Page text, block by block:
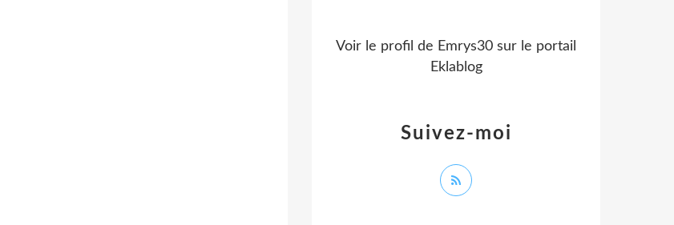
Suivez-moi
Voir le profil de Emrys30 sur le portail
Eklablog